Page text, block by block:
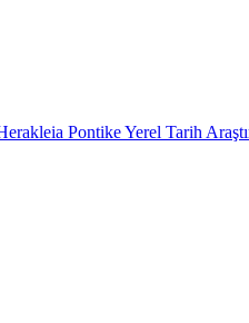
Pontike Yerel Tarih